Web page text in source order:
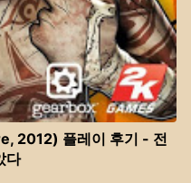
2012) 플레이 후기 - 전
다